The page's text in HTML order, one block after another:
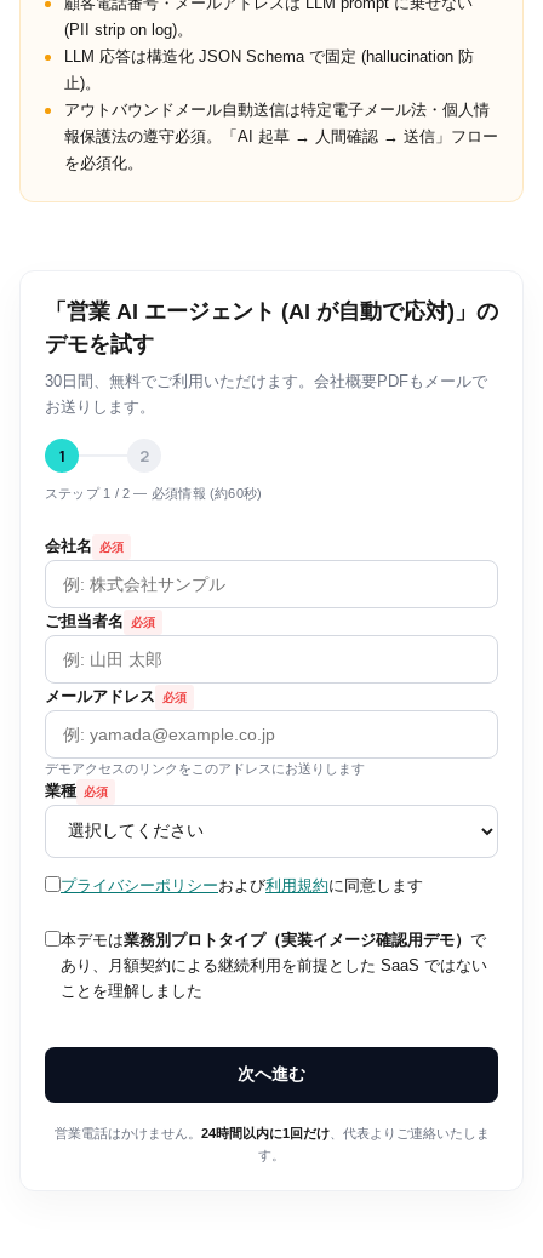
(PII strip on log)。
LLM 応答は構造化 JSON Schema で固定 (hallucination 防
止)。
アウトバウンドメール自動送信は特定電子メール法・個人情
報保護法の遵守必須。「AI 起草 → 人間確認 → 送信」フロー
を必須化。
「営業 AI エージェント (AI が自動で応対)」の
デモを試す
30日間、無料でご利用いただけます。会社概要PDFもメールで
お送りします。
1 2
ステップ 1 / 2 — 必須情報 (約60秒)
会社名 必須
ご担当者名 必須
メールアドレス 必須
デモアクセスのリンクをこのアドレスにお送りします
業種 必須
プライバシーポリシーおよび利用規約に同意します
本デモは業務別プロトタイプ（実装イメージ確認用デモ） で
あり、月額契約による継続利用を前提とした SaaS ではない
ことを理解しました
次へ進む
営業電話はかけません。 24時間以内に1回だけ、代表よりご連絡いたしま
す。